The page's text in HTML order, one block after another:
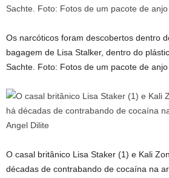
Os narcóticos foram descobertos dentro
bagagem de Lisa Stalker, dentro do
Sachte. Foto: Fotos de um pacote de anjo
O casal britânico Lisa Staker (1) e Kali
décadas de contrabando de cocaína na